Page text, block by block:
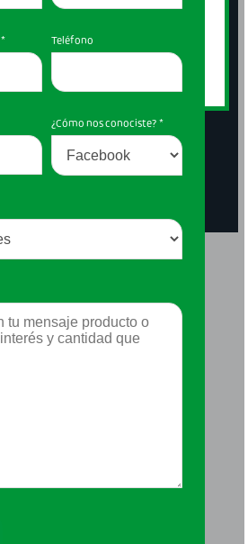
Lakeland FR
VER MÁS
VER MÁS
VER MÁS
VER MÁS
Lakeland FR
* Teléfono
¿Cómo nos conociste? *